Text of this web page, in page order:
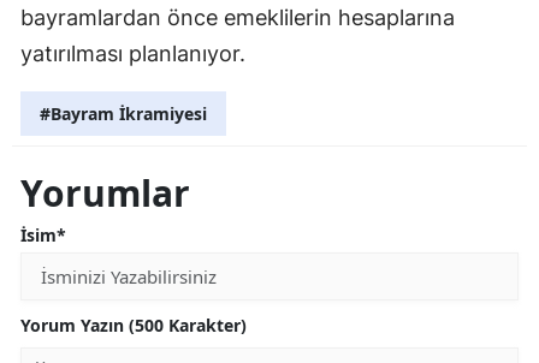
bayramlardan önce emeklilerin hesaplarına
yatırılması planlanıyor.
#Bayram İkramiyesi
Yorumlar
İsim*
Yorum Yazın (500 Karakter)